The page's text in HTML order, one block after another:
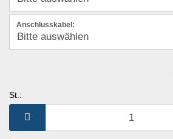
Anschlusskabel:
St.: